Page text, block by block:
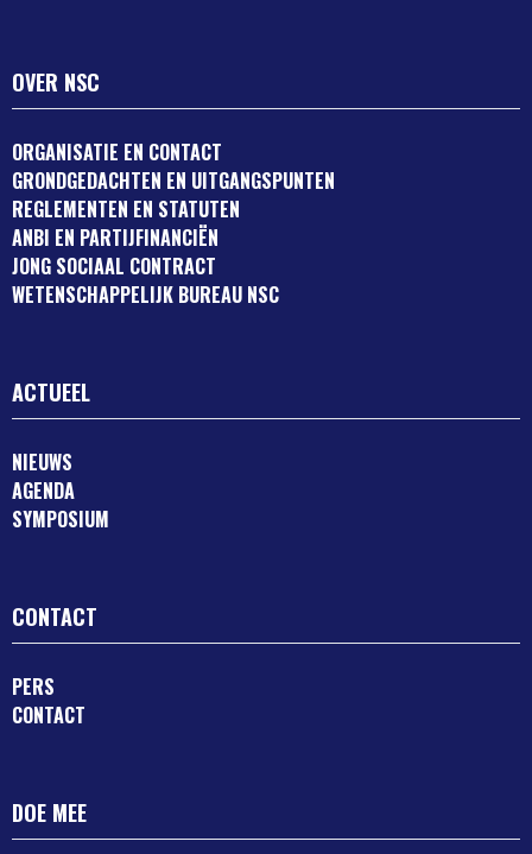
OVER NSC
ORGANISATIE EN CONTACT
GRONDGEDACHTEN EN UITGANGSPUNTEN
REGLEMENTEN EN STATUTEN
ANBI EN PARTIJFINANCIËN
JONG SOCIAAL CONTRACT
WETENSCHAPPELIJK BUREAU NSC
ACTUEEL
NIEUWS
AGENDA
SYMPOSIUM
CONTACT
PERS
CONTACT
DOE MEE